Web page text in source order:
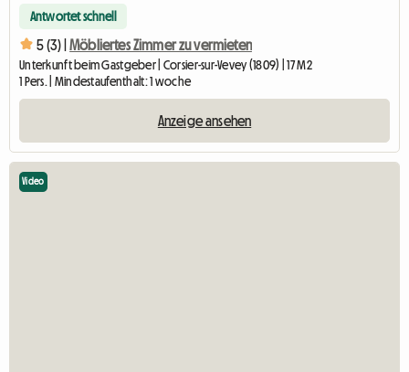
Antwortet schnell
5 (3) | Möbliertes Zimmer zu vermieten
Unterkunft beim Gastgeber | Corsier-sur-Vevey (1809) | 17 M2
1 Pers. | Mindestaufenthalt: 1 woche
Anzeige ansehen
Video